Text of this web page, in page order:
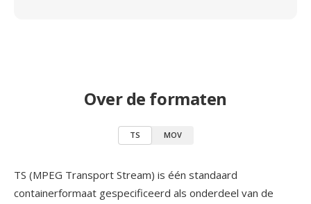
Over de formaten
TS MOV
TS (MPEG Transport Stream) is één standaard
containerformaat gespecificeerd als onderdeel van de